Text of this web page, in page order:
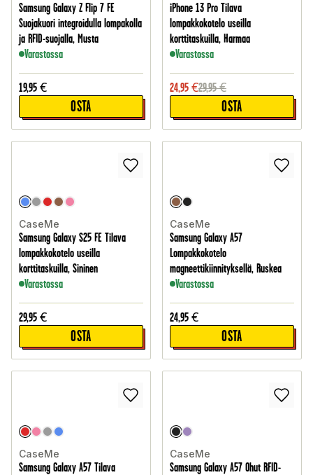
Samsung Galaxy Z Flip 7 FE
Suojakuori integroidulla lompakolla
ja RFID-suojalla, Musta
Varastossa
19,95 €
OSTA
iPhone 13 Pro Tilava
lompakkokotelo useilla
korttitaskuilla, Harmaa
Varastossa
24,95 €29,95 €
OSTA
CaseMe
Samsung Galaxy S25 FE Tilava
lompakkokotelo useilla
korttitaskuilla, Sininen
Varastossa
29,95 €
OSTA
CaseMe
Samsung Galaxy A57
Lompakkokotelo
magneettikiinnityksellä, Ruskea
Varastossa
24,95 €
OSTA
CaseMe
Samsung Galaxy A57 Tilava
CaseMe
Samsung Galaxy A57 Ohut RFID-